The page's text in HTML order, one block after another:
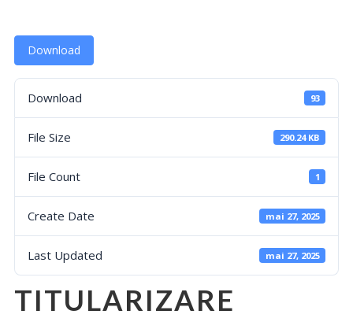
Download
Download 93
File Size 290.24 KB
File Count 1
Create Date mai 27, 2025
Last Updated mai 27, 2025
TITULARIZARE